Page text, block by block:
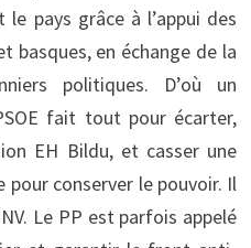
pays grâce à l’appui des
basques, en échange de la
politiques. D’où un
fait tout pour écarter,
EH Bildu, et casser une
conserver le pouvoir. Il
Le PP est parfois appelé